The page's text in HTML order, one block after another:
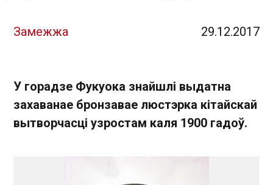
Замежжа 29.12.2017
У горадзе Фукуока знайшлі выдатна
захаванае бронзавае люстэрка кітайскай
вытворчасці узростам каля 1900 гадоў.